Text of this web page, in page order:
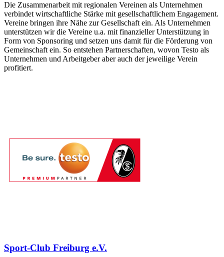
Die Zusammenarbeit mit regionalen Vereinen als Unternehmen
verbindet wirtschaftliche Stärke mit gesellschaftlichem Engagement.
Vereine bringen ihre Nähe zur Gesellschaft ein. Als Unternehmen
unterstützen wir die Vereine u.a. mit finanzieller Unterstützung in
Form von Sponsoring und setzen uns damit für die Förderung von
Gemeinschaft ein. So entstehen Partnerschaften, wovon Testo als
Unternehmen und Arbeitgeber aber auch der jeweilige Verein
profitiert.
Sport-Club Freiburg e.V.